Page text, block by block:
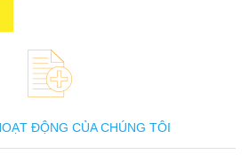
ĐỘNG CỦA CHÚNG TÔI